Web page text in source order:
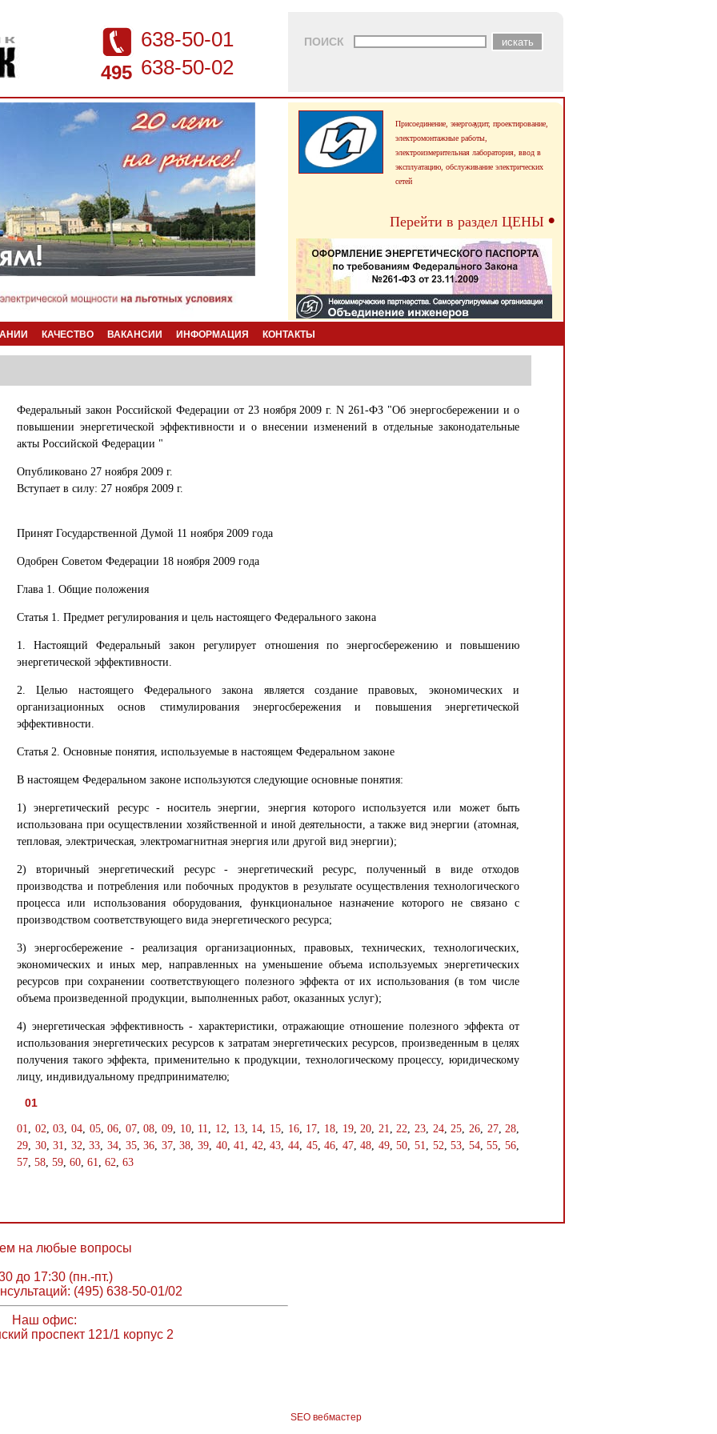
495
638-50-01
638-50-02
ПОИСК
Присоединение, энергоаудит, проектирование,
электромонтажные работы,
электроизмерительная лаборатория, ввод в
эксплуатацию, обслуживание электрических
сетей
Перейти в раздел ЦЕНЫ •
КАЧЕСТВО ВАКАНСИИ ИНФОРМАЦИЯ КОНТАКТЫ
Федеральный закон Российской Федерации от 23 ноября 2009 г. N 261-ФЗ "Об энергосбережении и о
повышении энергетической эффективности и о внесении изменений в отдельные законодательные
акты Российской Федерации "
Опубликовано 27 ноября 2009 г.
Вступает в силу: 27 ноября 2009 г.
Принят Государственной Думой 11 ноября 2009 года
Одобрен Советом Федерации 18 ноября 2009 года
Глава 1. Общие положения
Статья 1. Предмет регулирования и цель настоящего Федерального закона
1. Настоящий Федеральный закон регулирует отношения по энергосбережению и повышению
энергетической эффективности.
2. Целью настоящего Федерального закона является создание правовых, экономических и
организационных основ стимулирования энергосбережения и повышения энергетической
эффективности.
Статья 2. Основные понятия, используемые в настоящем Федеральном законе
В настоящем Федеральном законе используются следующие основные понятия:
1) энергетический ресурс - носитель энергии, энергия которого используется или может быть
использована при осуществлении хозяйственной и иной деятельности, а также вид энергии (атомная,
тепловая, электрическая, электромагнитная энергия или другой вид энергии);
2) вторичный энергетический ресурс - энергетический ресурс, полученный в виде отходов
производства и потребления или побочных продуктов в результате осуществления технологического
процесса или использования оборудования, функциональное назначение которого не связано с
производством соответствующего вида энергетического ресурса;
3) энергосбережение - реализация организационных, правовых, технических, технологических,
экономических и иных мер, направленных на уменьшение объема используемых энергетических
ресурсов при сохранении соответствующего полезного эффекта от их использования (в том числе
объема произведенной продукции, выполненных работ, оказанных услуг);
4) энергетическая эффективность - характеристики, отражающие отношение полезного эффекта от
использования энергетических ресурсов к затратам энергетических ресурсов, произведенным в целях
получения такого эффекта, применительно к продукции, технологическому процессу, юридическому
лицу, индивидуальному предпринимателю;
01
01, 02,03, 04, 05,06, 07,08,09, 10, 11, 12, 13, 14, 15, 16, 17, 18, 19,20, 21,22,23, 24,25,26, 27,28,
29, 30,31, 32,33, 34, 35,36, 37,38, 39, 40,41, 42,43, 44, 45,46, 47,48, 49,50,51, 52,53, 54,55,56,
57, 58, 59, 60, 61, 62, 63
на любые вопросы
до 17:30 (пн.-пт.)
(495) 638-50-01/02
Наш офис:
проспект 121/1 корпус 2
SEO вебмастер